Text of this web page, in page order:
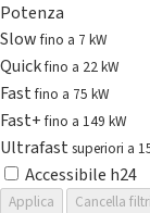
Potenza
Slowfino a 7 kW
Quickfino a 22 kW
Fastfino a 75 kW
Fast+fino a 149 kW
Ultrafast superiori a
Accessibile h24
Applica
Cancella filtri